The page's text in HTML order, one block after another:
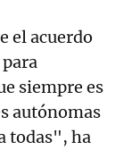
el acuerdo
siempre es
autónomas
todas", ha